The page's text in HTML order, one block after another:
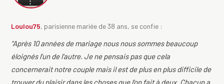
Loulou75, parisienne mariée de 38 ans, se confie :
"Après 10 années de mariage nous nous sommes beaucoup
éloignés l'un de l'autre. Je ne pensais pas que cela
concernerait notre couple mais il est de plus en plus difficile de
trouver du plaisir dans les choses que l'on fait à deux. Chacun a